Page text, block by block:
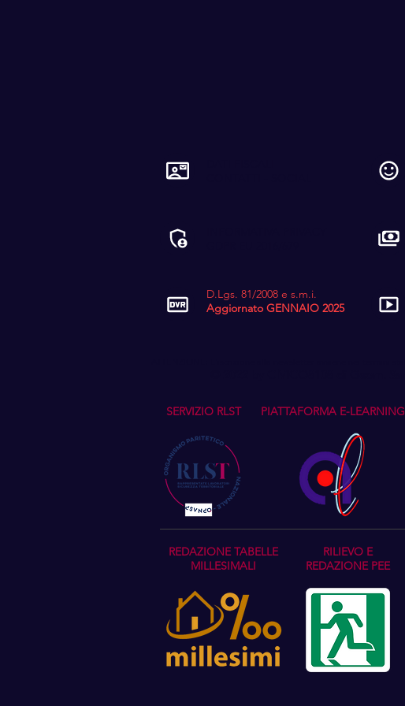
D.Lgs. 81/2008 e s.m.i.
Aggiornato GENNAIO 2025
SERVIZIO RLST PIATTAFORMA E-LEARNING
REDAZIONE TABELLE
MILLESIMALI
RILIEVO E
REDAZIONE PEE